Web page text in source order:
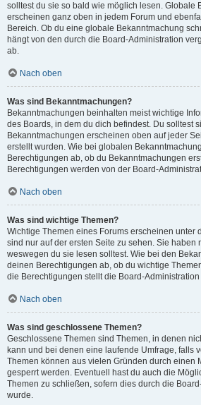
solltest du sie so bald wie möglich lesen. Globale
erscheinen ganz oben in jedem Forum und
Bereich. Ob du eine globale Bekanntmachung
hängt von den durch die Board-Administration
ab.
Nach oben
Was sind Bekanntmachungen?
Bekanntmachungen beinhalten meist wichtige
des Boards, in dem du dich befindest. Du solltest
Bekanntmachungen erscheinen oben auf jeder
erstellt wurden. Wie bei globalen
Berechtigungen ab, ob du Bekanntmachungen
Berechtigungen werden von der Board-
Nach oben
Was sind wichtige Themen?
Wichtige Themen eines Forums erscheinen unter
sind nur auf der ersten Seite zu sehen. Sie haben
weswegen du sie lesen solltest. Wie bei den
deinen Berechtigungen ab, ob du wichtige
die Berechtigungen stellt die Board-
Nach oben
Was sind geschlossene Themen?
Geschlossene Themen sind Themen, in denen
kann und bei denen eine laufende Umfrage, falls
Themen können aus vielen Gründen durch einen
gesperrt werden. Eventuell hast du auch die
Themen zu schließen, sofern dies durch die
wurde.